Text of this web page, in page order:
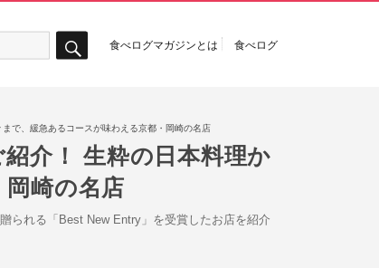
食べログマガジンとは 食べログ
で、緩急あるコースが味わえる京都・岡崎の名店
介！ 生粋の日本料理か
崎の名店
られる「Best New Entry」を受賞したお店を紹介